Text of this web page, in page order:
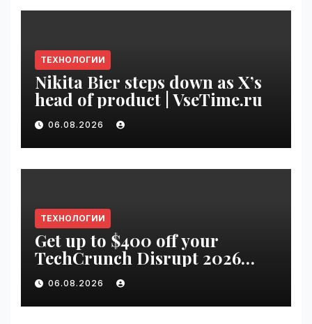
ТЕХНОЛОГИИ
Nikita Bier steps down as X’s
head of product | VseTime.ru
06.08.2026
ТЕХНОЛОГИИ
Get up to $400 off your
TechCrunch Disrupt 2026
pass until Friday | VseTime.ru
06.08.2026